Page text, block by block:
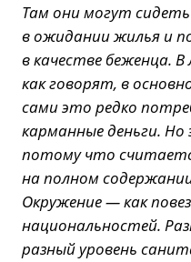
Там они могут сидеть
в ожидании жилья и
в качестве беженца. В
как говорят, в
сами это редко
карманные деньги.
потому что
на полном
Окружение — как
национальностей.
разный уровень